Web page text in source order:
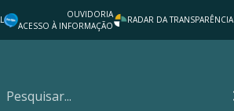
OUVIDORIA
ACESSO À INFORMAÇÃO
RADAR DA TRANSPARÊNCIA